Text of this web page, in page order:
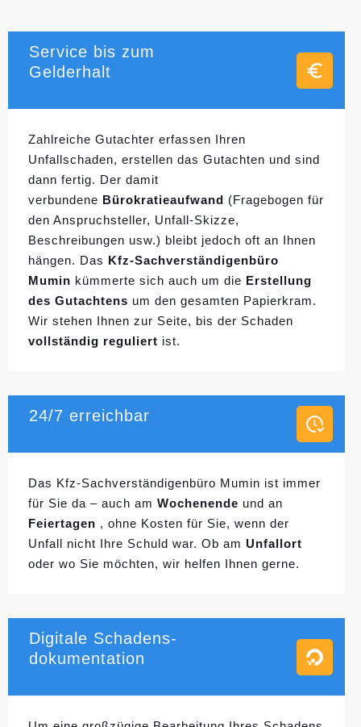
Service bis zum
Gelderhalt
Zahlreiche Gutachter erfassen Ihren
Unfallschaden, erstellen das Gutachten und sind
dann fertig. Der damit
verbundene Bürokratieaufwand (Fragebogen für
den Anspruchsteller, Unfall-Skizze,
Beschreibungen usw.) bleibt jedoch oft an Ihnen
hängen. Das Kfz-Sachverständigenbüro
Mumin kümmerte sich auch um die Erstellung
des Gutachtens um den gesamten Papierkram.
Wir stehen Ihnen zur Seite, bis der Schaden
vollständig reguliert ist.
24/7 erreichbar
Das Kfz-Sachverständigenbüro Mumin ist immer
für Sie da – auch am Wochenende und an
Feiertagen , ohne Kosten für Sie, wenn der
Unfall nicht Ihre Schuld war. Ob am Unfallort
oder wo Sie möchten, wir helfen Ihnen gerne.
Digitale Schadens-
dokumentation